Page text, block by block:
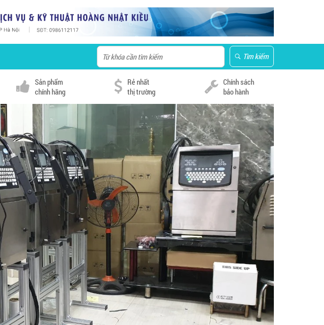
Tìm kiếm
Sản phẩm
chính hãng
Rẻ nhất
thị trường
Chính sách
bảo hành